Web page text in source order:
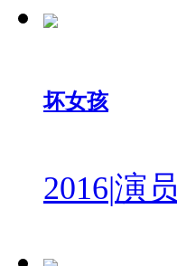
坏女孩
2016|演员